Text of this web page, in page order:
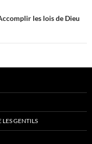
les lois de Dieu
GENTILS